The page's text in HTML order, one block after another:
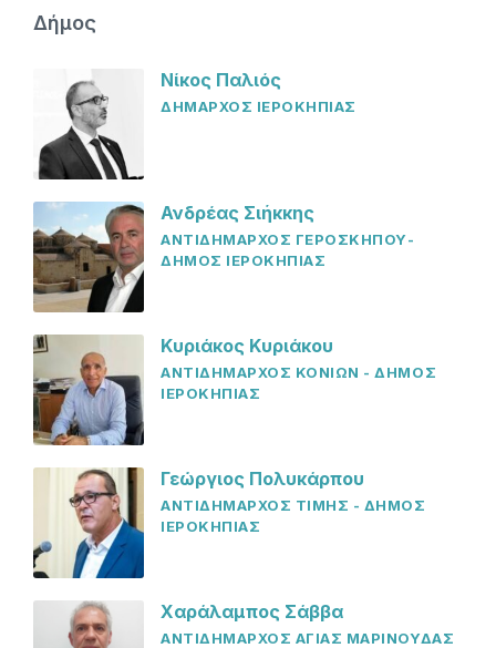
Δήμος
Νίκος Παλιός
ΔΗΜΑΡΧΟΣ ΙΕΡΟΚΗΠΙΑΣ
Ανδρέας Σιήκκης
ΑΝΤΙΔΗΜΑΡΧΟΣ ΓΕΡΟΣΚΗΠΟΥ-
ΔΗΜΟΣ ΙΕΡΟΚΗΠΙΑΣ
Κυριάκος Κυριάκου
ΑΝΤΙΔΗΜΑΡΧΟΣ ΚΟΝΙΩΝ - ΔΗΜΟΣ
ΙΕΡΟΚΗΠΙΑΣ
Γεώργιος Πολυκάρπου
ΑΝΤΙΔΗΜΑΡΧΟΣ ΤΙΜΗΣ - ΔΗΜΟΣ
ΙΕΡΟΚΗΠΙΑΣ
Χαράλαμπος Σάββα
ΑΝΤΙΔΗΜΑΡΧΟΣ ΑΓΙΑΣ ΜΑΡΙΝΟΥΔΑΣ